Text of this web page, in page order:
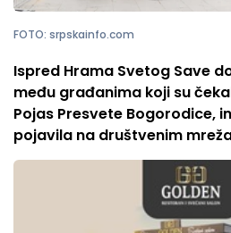
FOTO: srpskainfo.com
Ispred Hrama Svetog Save
među građanima koji su
Pojas Presvete Bogorodice,
pojavila na društvenim